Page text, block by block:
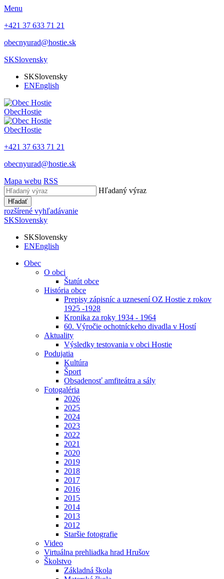
Menu
+421 37 633 71 21
obecnyurad@hostie.sk
SKSlovensky
SKSlovensky
ENEnglish
ObecHostie
ObecHostie
+421 37 633 71 21
obecnyurad@hostie.sk
Mapa webu RSS
Hľadaný výraz
Hľadať
rozšírené vyhľadávanie
SKSlovensky
SKSlovensky
ENEnglish
Obec
O obci
Štatút obce
História obce
Prepisy zápisníc a uznesení OZ Hostie z rokov
1925 -1928
Kronika za roky 1934 - 1964
60. Výročie ochotníckeho divadla v Hostí
Aktuality
Výsledky testovania v obci Hostie
Podujatia
Kultúra
Šport
Obsadenosť amfiteátra a sály
Fotogaléria
2026
2025
2024
2023
2022
2021
2020
2019
2018
2017
2016
2015
2014
2013
2012
Staršie fotografie
Video
Virtuálna prehliadka hrad Hrušov
Školstvo
Základná škola